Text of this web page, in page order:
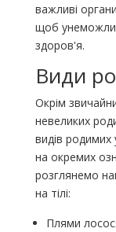
важливі
щоб
здоров'я.
Види
Окрім
невеликих
видів родимих
на окремих
розглянемо
на тілі:
Плями